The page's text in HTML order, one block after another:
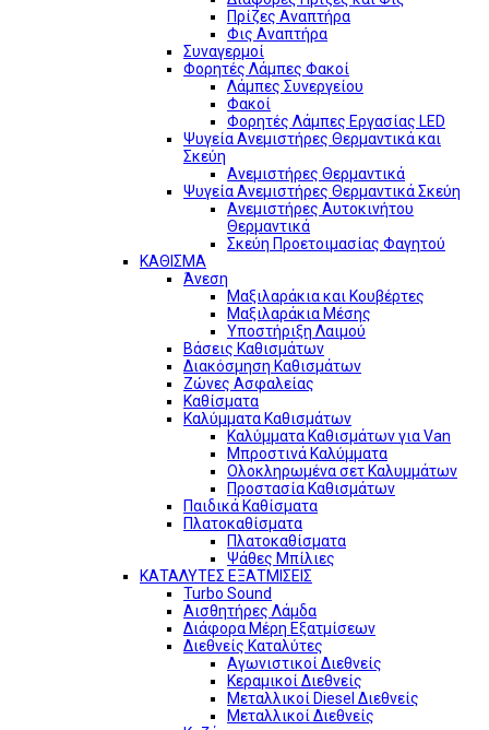
Πρίζες Αναπτήρα
Φις Αναπτήρα
Συναγερμοί
Φορητές Λάμπες Φακοί
Λάμπες Συνεργείου
Φακοί
Φορητές Λάμπες Εργασίας LED
Ψυγεία Ανεμιστήρες Θερμαντικά και
Σκεύη
Ανεμιστήρες Θερμαντικά
Ψυγεία Ανεμιστήρες Θερμαντικά Σκεύη
Ανεμιστήρες Αυτοκινήτου
Θερμαντικά
Σκεύη Προετοιμασίας Φαγητού
ΚΑΘΙΣΜΑ
Άνεση
Μαξιλαράκια και Κουβέρτες
Μαξιλαράκια Μέσης
Υποστήριξη Λαιμού
Βάσεις Καθισμάτων
Διακόσμηση Καθισμάτων
Ζώνες Ασφαλείας
Καθίσματα
Καλύμματα Καθισμάτων
Καλύμματα Καθισμάτων για Van
Μπροστινά Καλύμματα
Ολοκληρωμένα σετ Καλυμμάτων
Προστασία Καθισμάτων
Παιδικά Καθίσματα
Πλατοκαθίσματα
Πλατοκαθίσματα
Ψάθες Μπίλιες
ΚΑΤΑΛΥΤΕΣ ΕΞΑΤΜΙΣΕΙΣ
Turbo Sound
Αισθητήρες Λάμδα
Διάφορα Μέρη Εξατμίσεων
Διεθνείς Καταλύτες
Αγωνιστικοί Διεθνείς
Κεραμικοί Διεθνείς
Μεταλλικοί Diesel Διεθνείς
Μεταλλικοί Διεθνείς